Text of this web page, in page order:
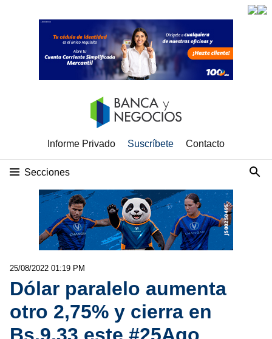
Informe Privado Suscríbete Contacto
Secciones
25/08/2022 01:19 PM
Dólar paralelo aumenta
otro 2,75% y cierra en